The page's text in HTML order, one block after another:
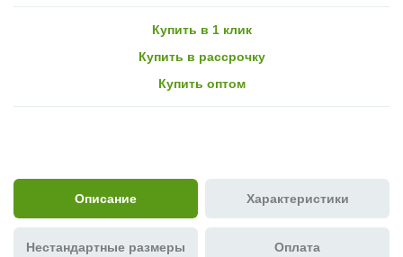
Купить в 1 клик
Купить в рассрочку
Купить оптом
Описание Характеристики
Нестандартные размеры Оплата